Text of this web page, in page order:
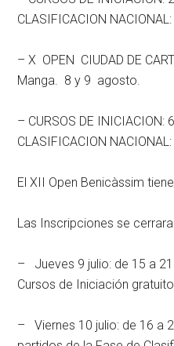
CLASIFICACION
– X OPEN CIUDAD DE
Manga. 8 y 9 agosto.
– CURSOS DE
CLASIFICACION
El XII Open Benicàssim
Las Inscripciones se
– Jueves 9 julio: de 15 a
Cursos de Iniciación
– Viernes 10 julio: de 16 a